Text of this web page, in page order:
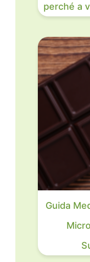
perché a
Guida